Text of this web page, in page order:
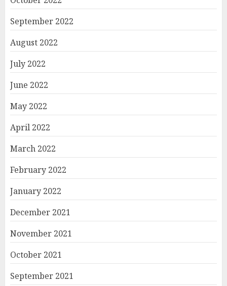
September 2022
August 2022
July 2022
June 2022
May 2022
April 2022
March 2022
February 2022
January 2022
December 2021
November 2021
October 2021
September 2021